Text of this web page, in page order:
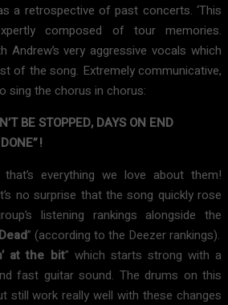
a retrospective of past concerts. ‘This
composed of tour memories.
Andrew’s very aggressive vocals which
of the song. Extremely communicative,
sing the chorus in chorus:
BE STOPPED, DAYS ON END
!
everything we love about them!
no surprise that the song quickly rose
listening rankings alongside the
” (according to the Deezer rankings).
at the bit” which starts strong with a
fast guitar sound. The drums on this
still work really well with these changes